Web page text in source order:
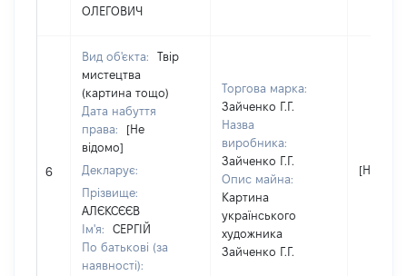
ОЛЕГОВИЧ
6
Вид об'єкта:
Твір
мистецтва
(картина тощо)
Дата набуття
права:
[Не
відомо]
Декларує:
Прізвище:
АЛЄКСЄЄВ
Ім'я:
СЕРГІЙ
По батькові (за
наявності):
Торгова марка:
Зайченко Г.Г.
Назва
виробника:
Зайченко Г.Г.
Опис майна:
Картина
українського
художника
Зайченко Г.Г.
[Не